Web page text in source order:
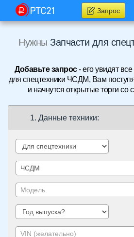
Запрос
Нужны Запчасти для
Добавьте запрос- его увидят
для спецтехники ЧСДМ, Вам
и начнутся открытые торги
1. Данные техники: